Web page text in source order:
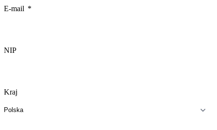
E-mail
NIP
Kraj